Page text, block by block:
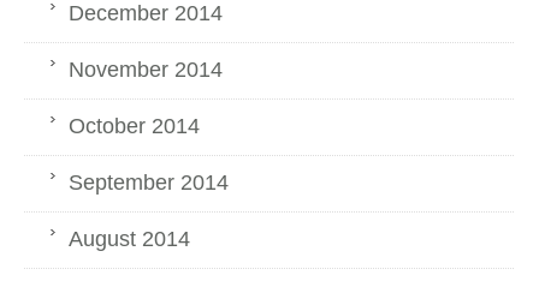
December 2014
November 2014
October 2014
September 2014
August 2014